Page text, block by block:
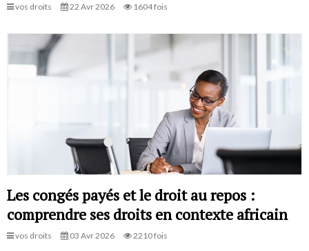
vos droits 22 Avr 2026 1604 fois
Les congés payés et le droit au repos :
comprendre ses droits en contexte africain
vos droits 03 Avr 2026 2210 fois